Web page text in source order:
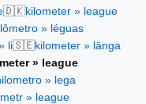
🇩🇰kilometer » league
» léguas
li🇸🇪kilometer » länga
» league
» lega
» league